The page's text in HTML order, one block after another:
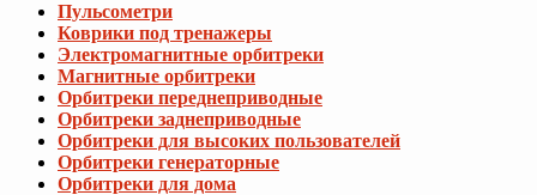
Пульсометри
Коврики под тренажеры
Электромагнитные орбитреки
Магнитные орбитреки
Орбитреки переднеприводные
Орбитреки заднеприводные
Орбитреки для высоких пользователей
Орбитреки генераторные
Орбитреки для дома